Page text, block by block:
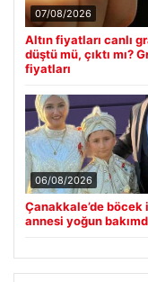
07/08/2026
Altın fiyatları canlı
düştü mü, çıktı mı?
fiyatları
06/08/2026
Çanakkale’de
annesi yoğun